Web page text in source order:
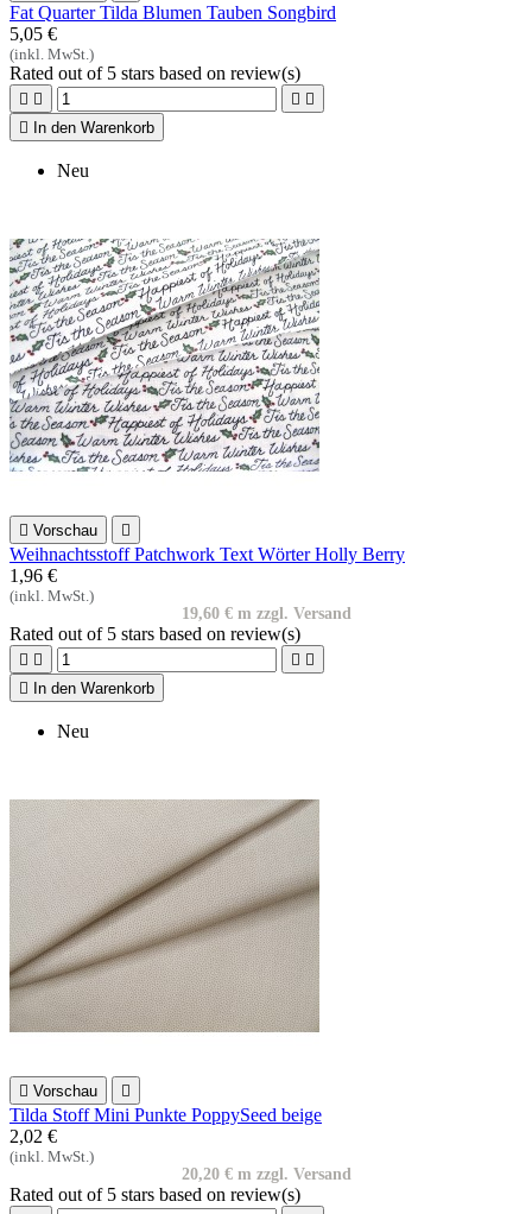
Fat Quarter Tilda Blumen Tauben Songbird
5,05 €
(inkl. MwSt.)
Rated out of 5 stars based on review(s)
   

In den Warenkorb
Neu
 Vorschau 
Weihnachtsstoff Patchwork Text Wörter Holly Berry
1,96 €
(inkl. MwSt.)
19,60 € m zzgl. Versand
Rated out of 5 stars based on review(s)
   

In den Warenkorb
Neu
 Vorschau 
Tilda Stoff Mini Punkte PoppySeed beige
2,02 €
(inkl. MwSt.)
20,20 € m zzgl. Versand
Rated out of 5 stars based on review(s)